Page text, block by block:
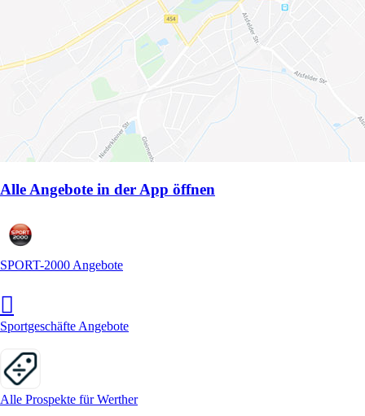
Alle Angebote in der App öffnen
SPORT-2000 Angebote
Sportgeschäfte Angebote
Alle Prospekte für Werther